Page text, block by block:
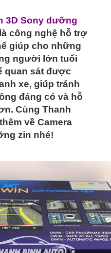
3D Sony dưỡng
công nghệ hỗ trợ
giúp cho những
người lớn tuổi
quan sát được
xe, giúp tránh
đáng có và hỗ
Cùng Thanh
về Camera
zin nhé!